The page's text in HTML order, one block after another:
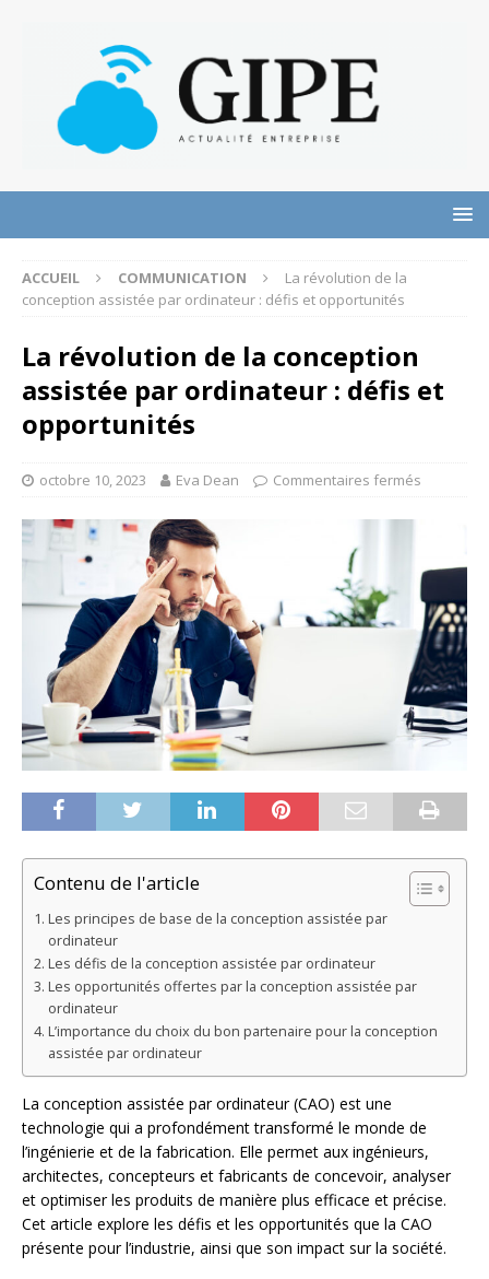
ACCUEIL COMMUNICATION
La révolution de la
conception assistée par ordinateur : défis et opportunités
La révolution de la conception
assistée par ordinateur : défis et
opportunités
octobre 10, 2023 Eva Dean Commentaires fermés
Contenu de l'article
Les principes de base de la conception assistée par
ordinateur
Les défis de la conception assistée par ordinateur
Les opportunités offertes par la conception assistée par
ordinateur
L’importance du choix du bon partenaire pour la conception
assistée par ordinateur
La conception assistée par ordinateur (CAO) est une
technologie qui a profondément transformé le monde de
l’ingénierie et de la fabrication. Elle permet aux ingénieurs,
architectes, concepteurs et fabricants de concevoir, analyser
et optimiser les produits de manière plus efficace et précise.
Cet article explore les défis et les opportunités que la CAO
présente pour l’industrie, ainsi que son impact sur la société.